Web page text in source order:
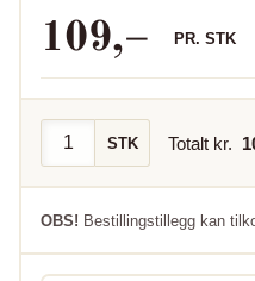
109,– PR. STK
STK Totalt kr.
OBS! Bestillingstillegg kan